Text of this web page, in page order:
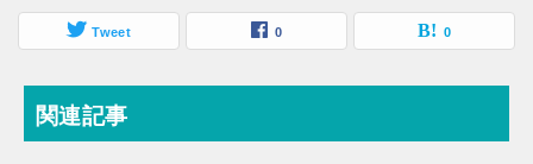
Tweet 0 0
関連記事